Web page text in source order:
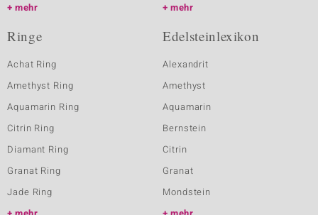
mehr
mehr
Ringe
Achat Ring
Amethyst Ring
Aquamarin Ring
Citrin Ring
Diamant Ring
Granat Ring
Jade Ring
Edelsteinlexikon
Alexandrit
Amethyst
Aquamarin
Bernstein
Citrin
Granat
Mondstein